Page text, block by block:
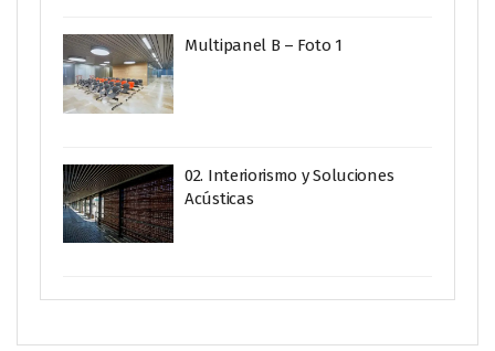
Multipanel B – Foto 1
02. Interiorismo y Soluciones
Acústicas